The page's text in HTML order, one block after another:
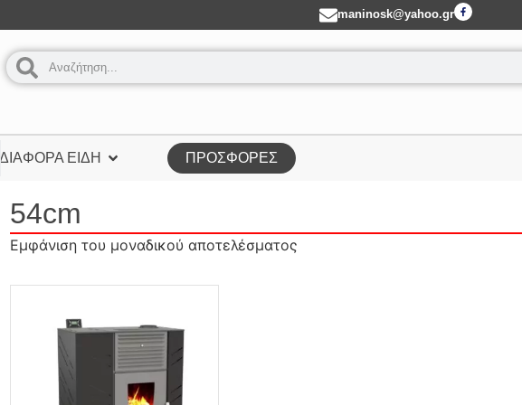
maninosk@yahoo.gr
ΔΙΆΦΟΡΑ ΕΊΔΗ ΠΡΟΣΦΟΡΕΣ
54cm
Εμφάνιση του μοναδικού αποτελέσματος